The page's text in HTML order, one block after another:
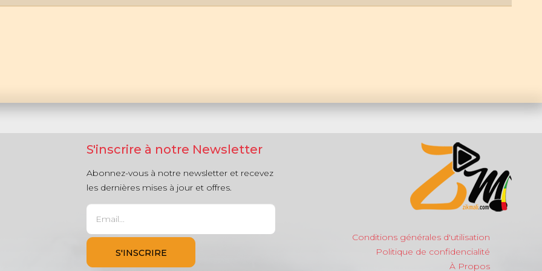
S'inscrire à notre Newsletter
Abonnez-vous à notre newsletter et recevez
les dernières mises à jour et offres.
Conditions générales d'utilisation
Politique de confidencialité
À Propos